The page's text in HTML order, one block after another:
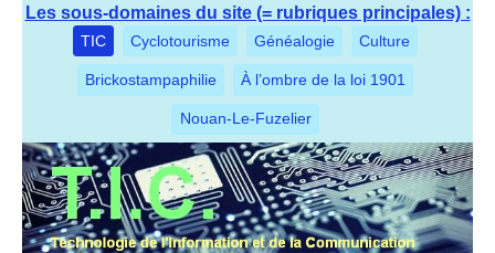
Les sous-domaines du site (= rubriques principales) :
TIC Cyclotourisme Généalogie Culture
Brickostampaphilie À l’ombre de la loi 1901
Nouan-Le-Fuzelier